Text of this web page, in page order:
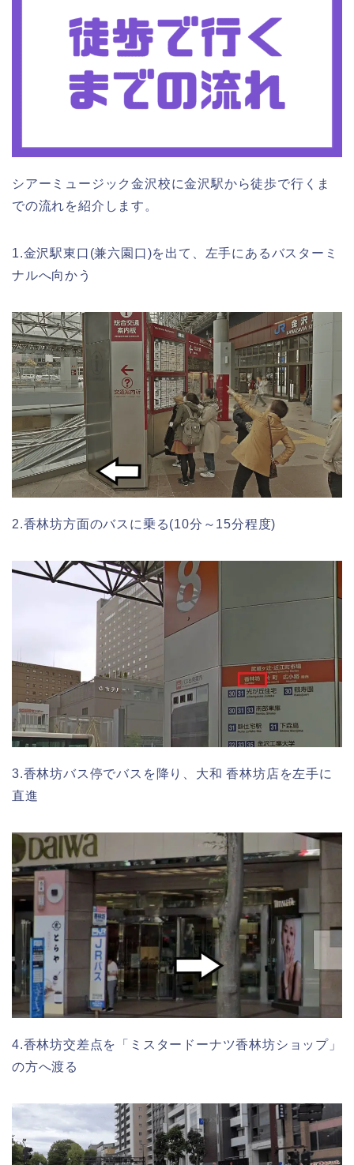
シアーミュージック金沢校に金沢駅から徒歩で行くま
での流れを紹介します。
1.金沢駅東口(兼六園口)を出て、左手にあるバスターミ
ナルへ向かう
2.香林坊方面のバスに乗る(10分～15分程度)
3.香林坊バス停でバスを降り、大和 香林坊店を左手に
直進
4.香林坊交差点を「ミスタードーナツ香林坊ショップ」
の方へ渡る